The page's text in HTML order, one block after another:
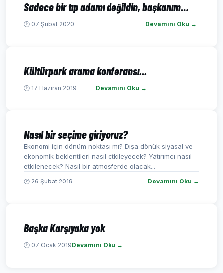
Sadece bir tıp adamı değildin, başkanım…
🕐 07 Şubat 2020 Devamını Oku →
Kültürpark arama konferansı...
🕐 17 Haziran 2019 Devamını Oku →
Nasıl bir seçime giriyoruz?
Ekonomi için dönüm noktası mı? Dışa dönük siyasal ve
ekonomik beklentileri nasıl etkileyecek? Yatırımcı nasıl
etkilenecek? Nasıl bir atmosferde olacak...
🕐 26 Şubat 2019 Devamını Oku →
Başka Karşıyaka yok
🕐 07 Ocak 2019Devamını Oku →